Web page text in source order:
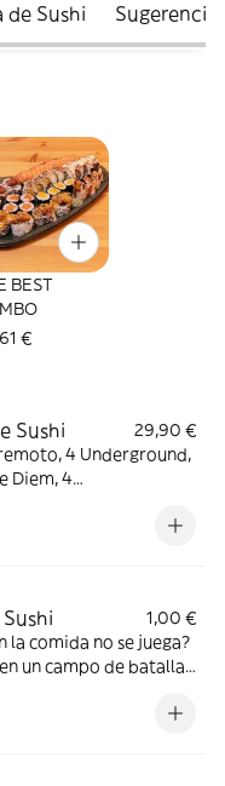
de Sushi Sugerencias
BEST
€
Sushi
29,90 €
4 Underground,
Diem, 4
1,00 €
la comida no se juega?
un campo de batalla
o con tus amigos.